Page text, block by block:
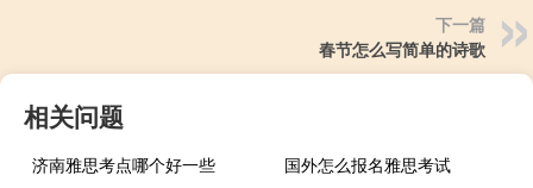
下一篇
春节怎么写简单的诗歌
相关问题
济南雅思考点哪个好一些
国外怎么报名雅思考试